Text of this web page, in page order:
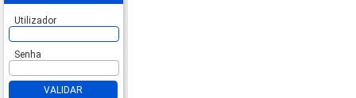
Utilizador
Senha
VALIDAR